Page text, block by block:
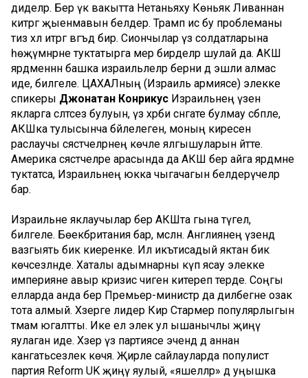
диделәр. Бер үк вакытта Нетаньяху Көньяк Ливаннан
китәргә җыенмавын белдерә. Трамп исә бу проблеманы
тиз хәл итәргә вәгъдә бирә. Сиончылар үз солдатларына
һөҗүмнәрне туктатырга әмер бирделәр шулай да. АКШ
ярдәменнән башка израильлеләр берни дә эшли алмас
иде, билгеле. ЦАХАЛның (Израиль армиясе) элекке
спикеры Джонатан Конрикус Израильнең үзен
якларга сәләтсез булуын, үз хәрби сәнәгате булмау сәбәпле,
АКШка тулысынча бәйлелеген, моның киресен
раслаучы сәясәтчеләрнең көчле ялгышуларын әйтте.
Америка сәясәтчеләре арасында да АКШ бер айга ярдәмне
туктатса, Израильнең юкка чыгачагын белдерүчеләр
бар.
Израильне яклаучылар бер АКШта гына түгел,
билгеле. Бөекбритания бар, мәсәлән. Англиянең үзендә
вазгыять бик киеренке. Ил икътисадый яктан бик
көчсезләнде. Хаталы адымнарны күп ясау элекке
империяне авыр кризис чигенә китереп терәде. Соңгы
елларда анда бер Премьер-министр да дилбегәне озак
тота алмый. Хәзерге лидер Кир Стармер популярлыгын
тәмам югалтты. Ике ел элек ул ышанычлы җиңү
яулаган иде. Хәзер үз партиясе эчендә дә аннан
канәгатьсезлек көчәя. Җирле сайлауларда популист
партия Reform UK җиңү яулый, «яшелләр» дә уңышка